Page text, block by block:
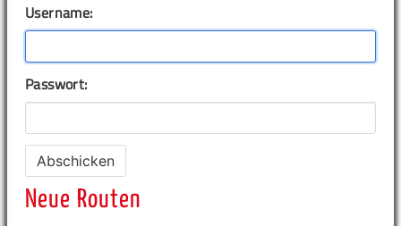
Username:
Passwort:
Neue Routen